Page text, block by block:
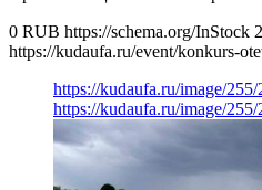
0 RUB https://schema.org/InStock
https://kudaufa.ru/event/konkurs-
https://kudaufa.ru/image/
https://kudaufa.ru/image/